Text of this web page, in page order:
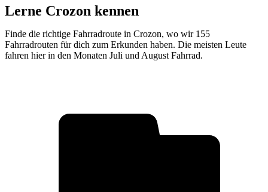
Lerne Crozon kennen
Finde die richtige Fahrradroute in Crozon, wo wir 155
Fahrradrouten für dich zum Erkunden haben. Die meisten Leute
fahren hier in den Monaten Juli und August Fahrrad.